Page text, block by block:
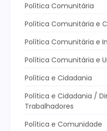
Política Comunitária
Política Comunitária e
Política Comunitária e
Política Comunitária e
Política e Cidadania
Política e Cidadania /
Trabalhadores
Política e Comunidade